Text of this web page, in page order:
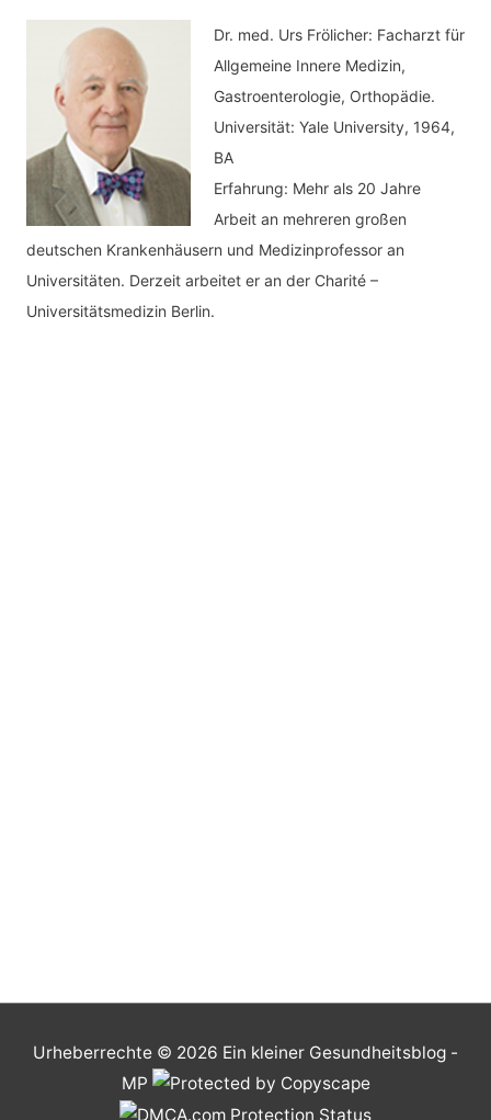
Dr. med. Urs Frölicher: Facharzt für
Allgemeine Innere Medizin,
Gastroenterologie, Orthopädie.
Universität: Yale University, 1964,
BA
Erfahrung: Mehr als 20 Jahre
Arbeit an mehreren großen
deutschen Krankenhäusern und Medizinprofessor an
Universitäten. Derzeit arbeitet er an der Charité –
Universitätsmedizin Berlin.
Urheberrechte © 2026 Ein kleiner Gesundheitsblog -
MP